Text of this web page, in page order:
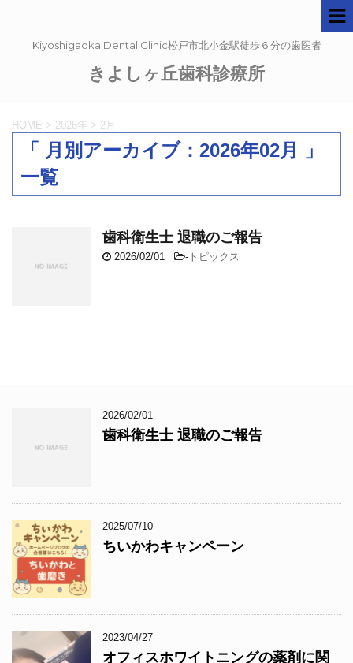
Kiyoshigaoka Dental Clinic松戸市北小金駅徒歩６分の歯医者
きよしヶ丘歯科診療所
HOME > 2026年 > 2月
「 月別アーカイブ：2026年02月 」
一覧
歯科衛生士 退職のご報告
2026/02/01 - トピックス
2026/02/01
歯科衛生士 退職のご報告
2025/07/10
ちいかわキャンペーン
2023/04/27
オフィスホワイトニングの薬剤に関